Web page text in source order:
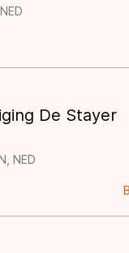
De Stayer
NED